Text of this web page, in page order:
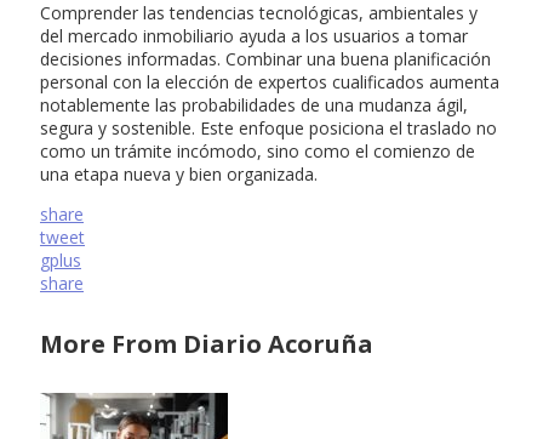
Comprender las tendencias tecnológicas, ambientales y
del mercado inmobiliario ayuda a los usuarios a tomar
decisiones informadas. Combinar una buena planificación
personal con la elección de expertos cualificados aumenta
notablemente las probabilidades de una mudanza ágil,
segura y sostenible. Este enfoque posiciona el traslado no
como un trámite incómodo, sino como el comienzo de
una etapa nueva y bien organizada.
share
tweet
gplus
share
More From Diario Acoruña